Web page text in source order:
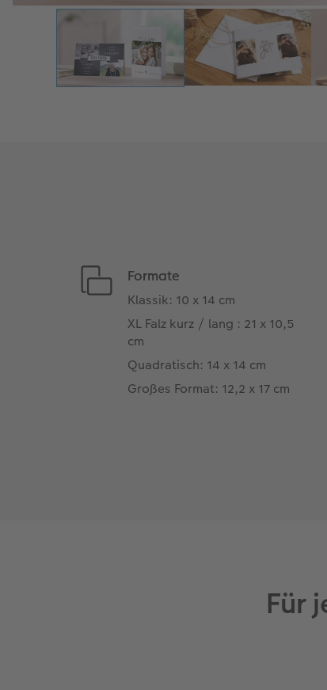
Formate
Klassik: 10 x 14 cm
XL Falz kurz / lang : 21 x 10,5
cm
Quadratisch: 14 x 14 cm
Großes Format: 12,2 x 17 cm
Für